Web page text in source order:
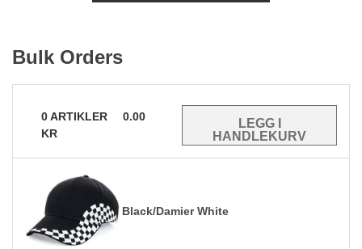
Bulk Orders
0ARTIKLER
0.00
KR
Black/Damier White